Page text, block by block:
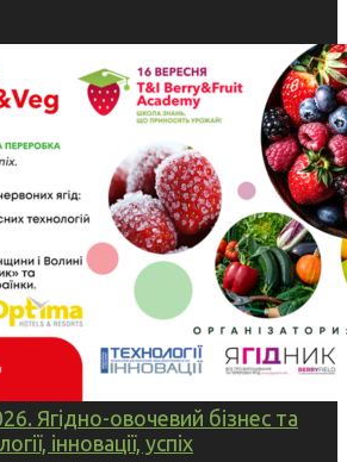
Ягідно-овочевий бізнес та
інновації, успіх